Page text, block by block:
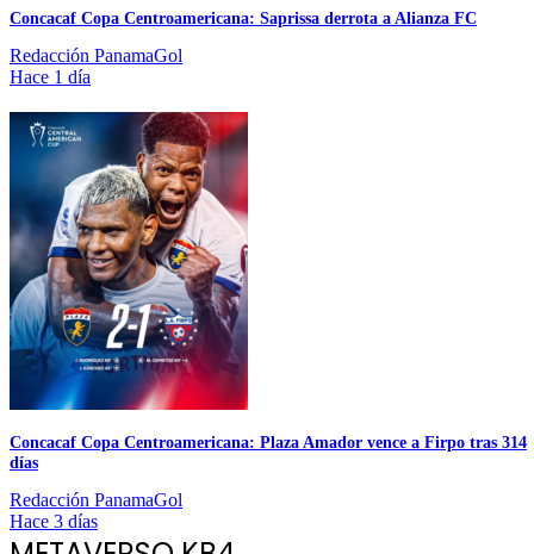
Concacaf Copa Centroamericana: Saprissa derrota a Alianza FC
Redacción PanamaGol
Hace 1 día
Concacaf Copa Centroamericana: Plaza Amador vence a Firpo tras 314
días
Redacción PanamaGol
Hace 3 días